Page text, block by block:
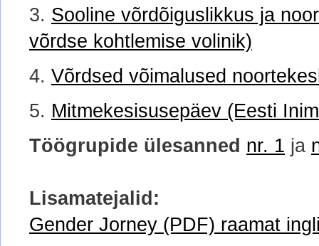
3. Sooline võrdõiguslikkus ja
võrdse kohtlemise volinik)
4. Võrdsed võimalused
5. Mitmekesisusepäev (Eesti
Töögrupide ülesanned nr. 1 ja
Lisamatejalid:
Gender Jorney (PDF) raamat